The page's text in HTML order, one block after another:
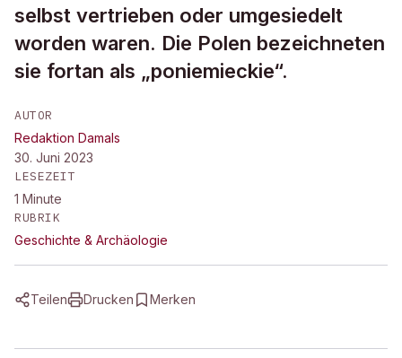
selbst vertrieben oder umgesiedelt
worden waren. Die Polen bezeichneten
sie fortan als „poniemieckie“.
AUTOR
Redaktion Damals
30. Juni 2023
LESEZEIT
1 Minute
RUBRIK
Geschichte & Archäologie
Teilen Drucken Merken